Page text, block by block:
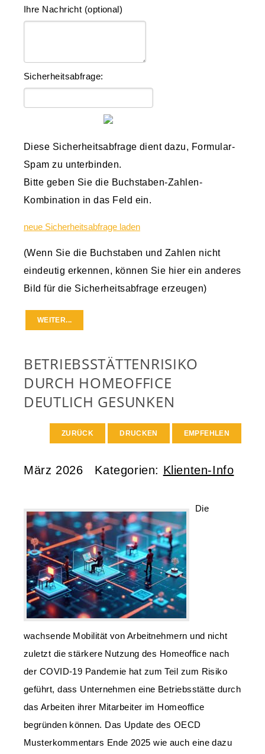
Ihre Nachricht (optional)
Sicherheitsabfrage:
Diese Sicherheitsabfrage dient dazu, Formular-
Spam zu unterbinden.
Bitte geben Sie die Buchstaben-Zahlen-
Kombination in das Feld ein.
neue Sicherheitsabfrage laden
(Wenn Sie die Buchstaben und Zahlen nicht
eindeutig erkennen, können Sie hier ein anderes
Bild für die Sicherheitsabfrage erzeugen)
BETRIEBSSTÄTTENRISIKO
DURCH HOMEOFFICE
DEUTLICH GESUNKEN
ZURÜCK DRUCKEN EMPFEHLEN
März 2026 Kategorien: Klienten-Info
Die
wachsende Mobilität von Arbeitnehmern und nicht
zuletzt die stärkere Nutzung des Homeoffice nach
der COVID-19 Pandemie hat zum Teil zum Risiko
geführt, dass Unternehmen eine Betriebsstätte durch
das Arbeiten ihrer Mitarbeiter im Homeoffice
begründen können. Das Update des OECD
Musterkommentars Ende 2025 wie auch eine dazu